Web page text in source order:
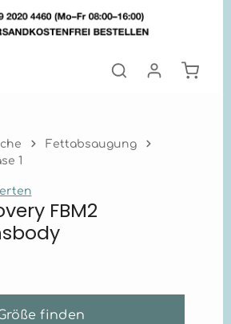
Fettabsaugung
1
von 0 von 5 Sternen
FBM2
finden